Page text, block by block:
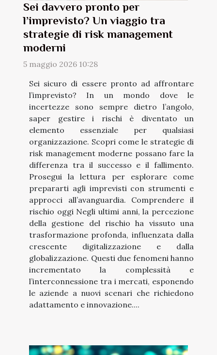
Sei davvero pronto per
l’imprevisto? Un viaggio tra
strategie di risk management
moderni
5 maggio 2026 10:28
Sei sicuro di essere pronto ad affrontare
l’imprevisto? In un mondo dove le
incertezze sono sempre dietro l’angolo,
saper gestire i rischi è diventato un
elemento essenziale per qualsiasi
organizzazione. Scopri come le strategie di
risk management moderne possano fare la
differenza tra il successo e il fallimento.
Prosegui la lettura per esplorare come
prepararti agli imprevisti con strumenti e
approcci all’avanguardia. Comprendere il
rischio oggi Negli ultimi anni, la percezione
della gestione del rischio ha vissuto una
trasformazione profonda, influenzata dalla
crescente digitalizzazione e dalla
globalizzazione. Questi due fenomeni hanno
incrementato la complessità e
l’interconnessione tra i mercati, esponendo
le aziende a nuovi scenari che richiedono
adattamento e innovazione....